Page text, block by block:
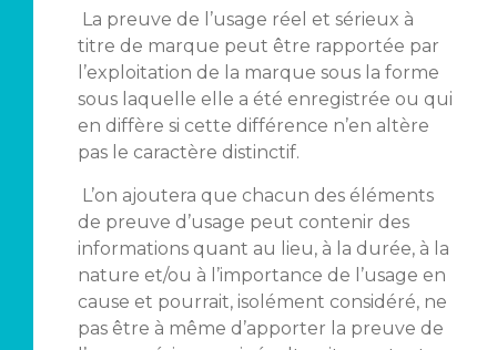
La preuve de l’usage réel et sérieux à
titre de marque peut être rapportée par
l’exploitation de la marque sous la forme
sous laquelle elle a été enregistrée ou qui
en diffère si cette différence n’en altère
pas le caractère distinctif.
L’on ajoutera que chacun des éléments
de preuve d’usage peut contenir des
informations quant au lieu, à la durée, à la
nature et/ou à l’importance de l’usage en
cause et pourrait, isolément considéré, ne
pas être à même d’apporter la preuve de